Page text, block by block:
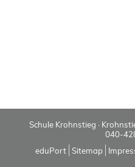
Schule Krohnstieg ·
040-
eduPort Sitemap